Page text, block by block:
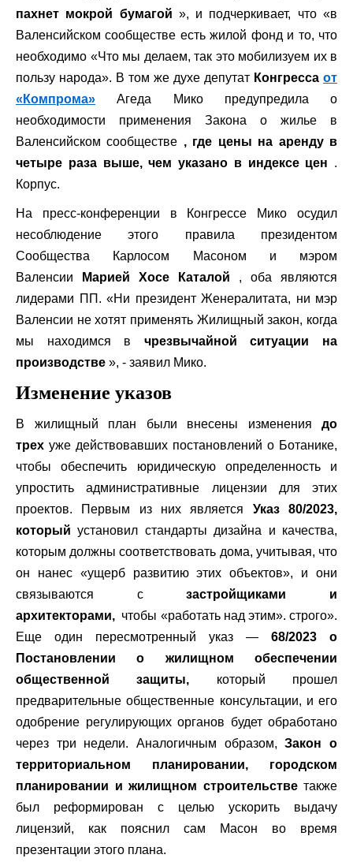
пахнет мокрой бумагой », и подчеркивает, что «в
Валенсийском сообществе есть жилой фонд и то, что
необходимо «Что мы делаем, так это мобилизуем их в
пользу народа». В том же духе депутат Конгресса от
«Компрома» Агеда Мико предупредила о
необходимости применения Закона о жилье в
Валенсийском сообществе , где цены на аренду в
четыре раза выше, чем указано в индексе цен .
Корпус.
На пресс-конференции в Конгрессе Мико осудил
несоблюдение этого правила президентом
Сообщества Карлосом Масоном и мэром
Валенсии
Марией Хосе Каталой , оба являются
лидерами ПП. «Ни президент Женералитата, ни мэр
Валенсии не хотят применять Жилищный закон, когда
мы находимся в чрезвычайной ситуации на
производстве », - заявил Мико.
Изменение указов
В жилищный план были внесены изменения до
трех уже действовавших постановлений о Ботанике,
чтобы обеспечить юридическую определенность и
упростить административные лицензии для этих
проектов. Первым из них является Указ 80/2023,
который установил стандарты дизайна и качества,
которым должны соответствовать дома, учитывая, что
он нанес «ущерб развитию этих объектов», и они
связываются сзастройщиками и
архитекторами, чтобы «работать над этим». строго».
Еще один пересмотренный указ — 68/2023 о
Постановлении о жилищном обеспечении
общественной защиты, который прошел
предварительные общественные консультации, и его
одобрение регулирующих органов будет обработано
через три недели. Аналогичным образом,Закон о
территориальном планировании, городском
планировании и жилищном строительстветакже
был реформирован с целью ускорить выдачу
лицензий, как пояснил сам Масон во время
презентации этого плана.